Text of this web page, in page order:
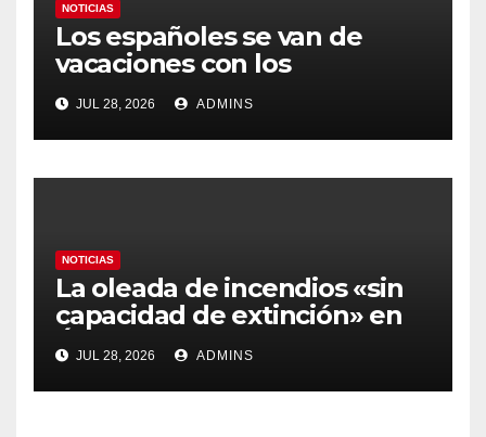
NOTICIAS
Los españoles se van de
vacaciones con los
carburantes hasta un 21%
más caros que el año pasado
y los hoteles disparados
JUL 28, 2026 ADMINS
NOTICIAS
La oleada de incendios «sin
capacidad de extinción» en
Ávila y al oeste de Madrid
obliga a declarar la
emergencia nacional
JUL 28, 2026 ADMINS